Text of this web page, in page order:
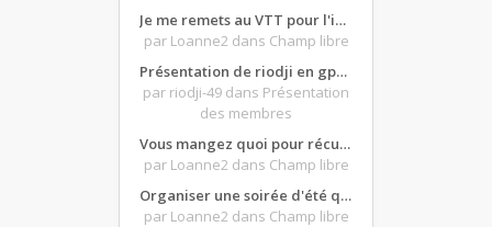
Je me remets au VTT pour l'intersaison, version électrique
par Loanne2 dans Champ libre
Présentation de riodji en gpz500
par riodji-49 dans Présentation
des membres
Vous mangez quoi pour récupérer après une grosse journée de moto ?
par Loanne2 dans Champ libre
Organiser une soirée d'été qui claque : vos bons plans matos ?
par Loanne2 dans Champ libre